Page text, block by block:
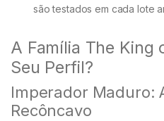
são testados em cada lote
A Família The King
Seu Perfil?
Imperador Maduro:
Recôncavo